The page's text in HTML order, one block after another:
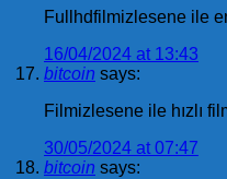
Fullhdfilmizlesene ile
16/04/2024 at 13:43
bitcoin says:
Filmizlesene ile hızlı
30/05/2024 at 07:47
bitcoin says: